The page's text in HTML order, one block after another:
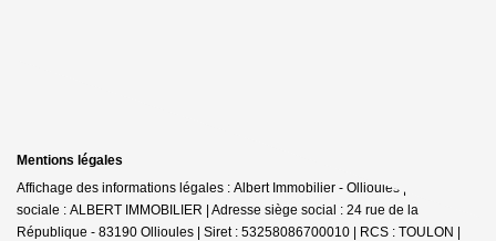
Mentions légales
Affichage des informations légales : Albert Immobilier - Ollioules | Raison
sociale : ALBERT IMMOBILIER | Adresse siège social : 24 rue de la
République - 83190 Ollioules | Siret : 53258086700010 | RCS : TOULON |